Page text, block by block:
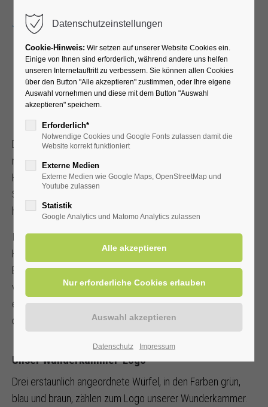
Wunderkammer
Staunen weckt die Neugier
Die „Wunderkammer" in der Kurhalle in Bad Westernkotten
möchte kleine und große Besucher neugierig auf das
Heilbad und seine Naturheilmittel Sole und Moor machen.
Sie wurde 2006 eröffnet. Das Projekt ist angelehnt an
historische Wunderkammern.
In der kleinen Ausstellung werden Exponate aus der Natur,
Historie, Technik und Kunst präsentiert. Zudem wurden in
Bad WesternkottenOrtsrundgängekonzipiert, bei denen
viele, ebenfalls staunenswerte,Sehenswürdigkeiten
entdeckt werden können. Sie sind mit Info-Schildern, die
das Logo unserer Wunderkammer tragen, gekennzeichnet.
Unser Wunderkammer-Logo
Drei erstaunlich angeordnete Würfel, in den Farben grün,
blau und braun, zählen zum Logo unserer Wunderkammer.
Datenschutzeinstellungen
Cookie-Hinweis: Wir setzen auf unserer Website Cookies ein.
Einige von Ihnen sind erforderlich, während andere uns helfen
unseren Internetauftritt zu verbessern. Sie können allen Cookies
über den Button "Alle akzeptieren" zustimmen, oder Ihre eigene
Auswahl vornehmen und diese mit dem Button "Auswahl
akzeptieren" speichern.
Erforderlich*
Notwendige Cookies und Google Fonts zulassen damit die
Website korrekt funktioniert
Externe Medien
Externe Medien wie Google Maps, OpenStreetMap und
Youtube zulassen
Statistik
Google Analytics und Matomo Analytics zulassen
Datenschutz Impressum